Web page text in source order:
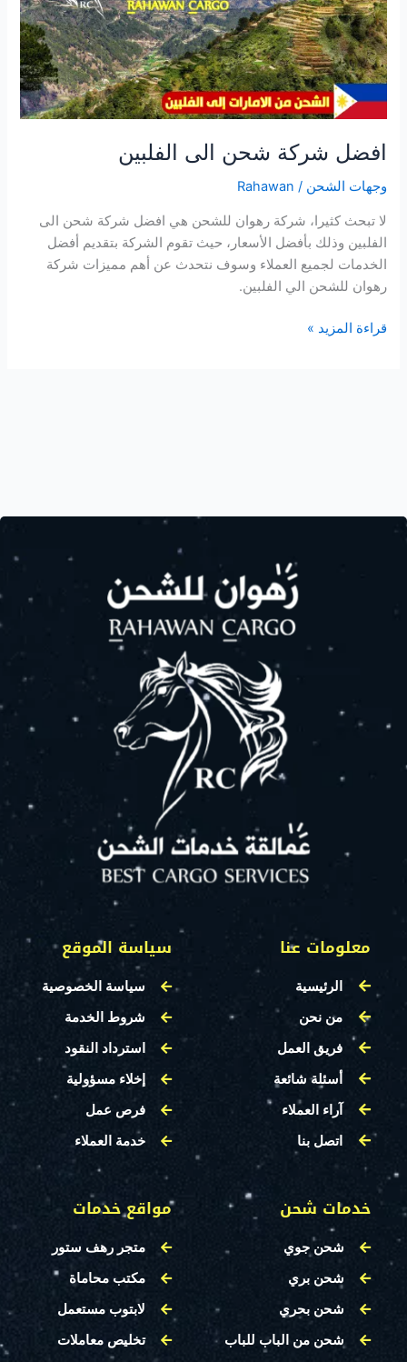
افضل شركة شحن الى الفلبين
وجهات الشحن /
Rahawan
لا تبحث كثيرا، شركة رهوان للشحن هي افضل شركة شحن الى
الفلبين وذلك بأفضل الأسعار، حيث تقوم الشركة بتقديم أفضل
الخدمات لجميع العملاء وسوف نتحدث عن أهم مميزات شركة
رهوان للشحن الي الفلبين.
الفلبين
قراءة المزيد »
معلومات عنا
الرئيسية
من نحن
فريق العمل
أسئلة شائعة
آراء العملاء
اتصل بنا
سياسة الموقع
سياسة الخصوصية
شروط الخدمة
استرداد النقود
إخلاء مسؤولية
فرص عمل
خدمة العملاء
خدمات شحن
شحن جوي
شحن بري
شحن بحري
شحن من الباب للباب
مواقع خدمات
متجر رهف ستور
مكتب محاماة
لابتوب مستعمل
تخليص معاملات